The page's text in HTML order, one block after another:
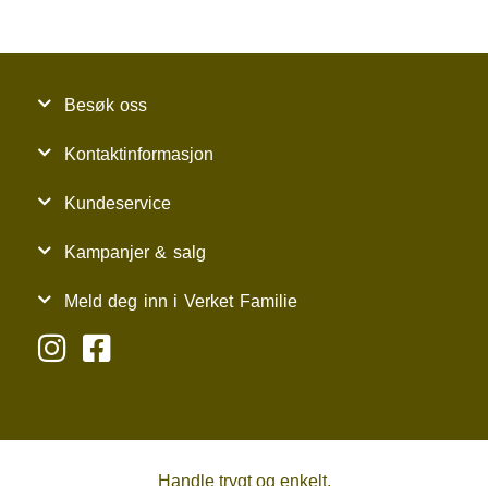
Besøk oss
Kontaktinformasjon
Kundeservice
Kampanjer & salg
Meld deg inn i Verket Familie
Handle trygt og enkelt.